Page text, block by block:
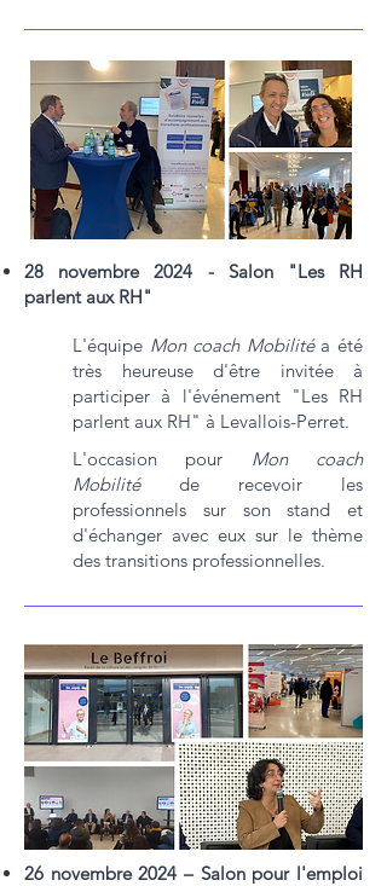
28 novembre 2024 - Salon "Les RH
parlent aux RH"
L'équipe Mon coach Mobilitéa été
très heureuse d'être invitée à
participer à l'événement "Les RH
parlent aux RH" à Levallois-Perret.
L'occasion pour Mon coach
Mobilité de recevoir les
professionnels sur son stand et
d'échanger avec eux sur le thème
des transitions professionnelles.
26 novembre 2024 – Salon pour l'emploi